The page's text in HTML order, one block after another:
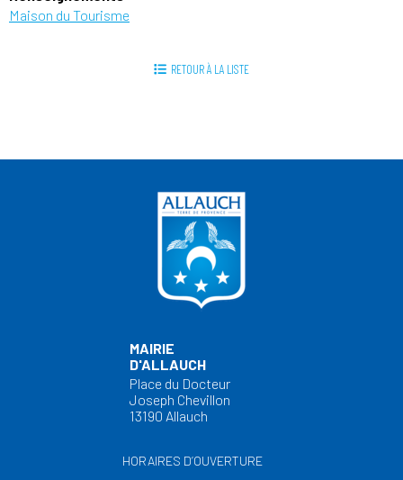
Maison du Tourisme
RETOUR À LA LISTE
MAIRIE
D'ALLAUCH
Place du Docteur
Joseph Chevillon
13190 Allauch
HORAIRES D’OUVERTURE